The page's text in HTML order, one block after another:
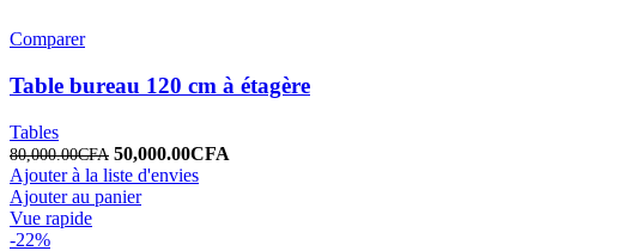
Comparer
Table bureau 120 cm à étagère
Tables
80,000.00CFA 50,000.00CFA
Ajouter à la liste d'envies
Ajouter au panier
Vue rapide
-22%